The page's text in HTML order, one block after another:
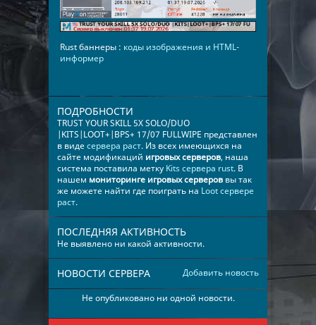
Rust баннеры : коды изображения и HTML-
информер
ПОДРОБНОСТИ
TRUST YOUR SKILL 5X SOLO/DUO
|KITS|LOOT+|BPS+ 17/07 FULLWIPE представлен
в видесервера раст. Из всех имеющихся на
сайте модификаций игровых серверов, наша
система поставила метку Kits сервера rust. В
нашем мониторинге игровых серверов вы так
же можете найти где поиграть на Loot сервере
раст.
ПОСЛЕДНЯЯ АКТИВНОСТЬ
Не выявлено ни какой активности.
Добавить новость
НОВОСТИ СЕРВЕРА
Не опубликовано ни одной новости.